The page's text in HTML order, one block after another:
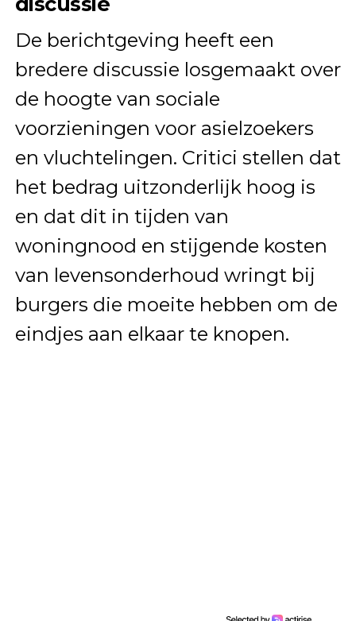
De berichtgeving heeft een
bredere discussie losgemaakt over
de hoogte van sociale
voorzieningen voor asielzoekers
en vluchtelingen. Critici stellen dat
het bedrag uitzonderlijk hoog is
en dat dit in tijden van
woningnood en stijgende kosten
van levensonderhoud wringt bij
burgers die moeite hebben om de
eindjes aan elkaar te knopen.